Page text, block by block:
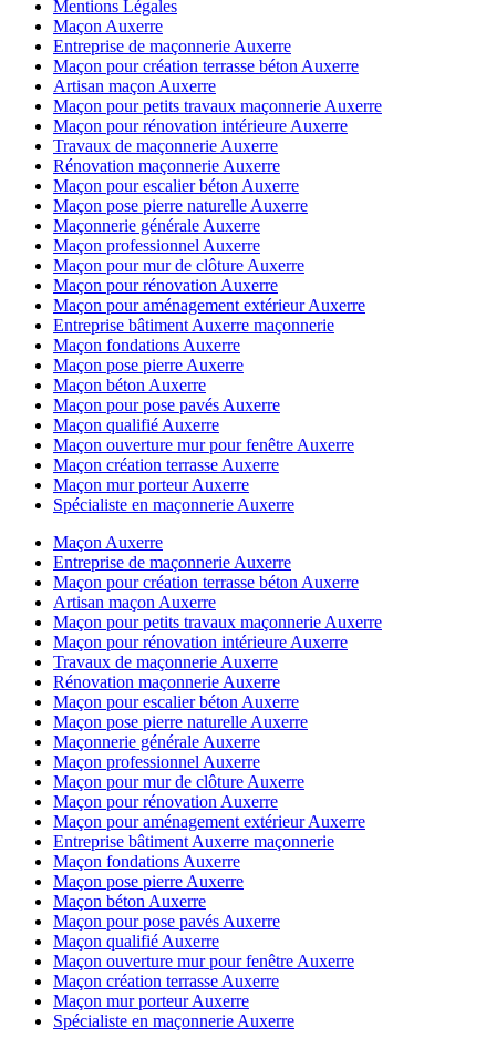
Mentions Légales
Maçon Auxerre
Entreprise de maçonnerie Auxerre
Maçon pour création terrasse béton Auxerre
Artisan maçon Auxerre
Maçon pour petits travaux maçonnerie Auxerre
Maçon pour rénovation intérieure Auxerre
Travaux de maçonnerie Auxerre
Rénovation maçonnerie Auxerre
Maçon pour escalier béton Auxerre
Maçon pose pierre naturelle Auxerre
Maçonnerie générale Auxerre
Maçon professionnel Auxerre
Maçon pour mur de clôture Auxerre
Maçon pour rénovation Auxerre
Maçon pour aménagement extérieur Auxerre
Entreprise bâtiment Auxerre maçonnerie
Maçon fondations Auxerre
Maçon pose pierre Auxerre
Maçon béton Auxerre
Maçon pour pose pavés Auxerre
Maçon qualifié Auxerre
Maçon ouverture mur pour fenêtre Auxerre
Maçon création terrasse Auxerre
Maçon mur porteur Auxerre
Spécialiste en maçonnerie Auxerre
Maçon Auxerre
Entreprise de maçonnerie Auxerre
Maçon pour création terrasse béton Auxerre
Artisan maçon Auxerre
Maçon pour petits travaux maçonnerie Auxerre
Maçon pour rénovation intérieure Auxerre
Travaux de maçonnerie Auxerre
Rénovation maçonnerie Auxerre
Maçon pour escalier béton Auxerre
Maçon pose pierre naturelle Auxerre
Maçonnerie générale Auxerre
Maçon professionnel Auxerre
Maçon pour mur de clôture Auxerre
Maçon pour rénovation Auxerre
Maçon pour aménagement extérieur Auxerre
Entreprise bâtiment Auxerre maçonnerie
Maçon fondations Auxerre
Maçon pose pierre Auxerre
Maçon béton Auxerre
Maçon pour pose pavés Auxerre
Maçon qualifié Auxerre
Maçon ouverture mur pour fenêtre Auxerre
Maçon création terrasse Auxerre
Maçon mur porteur Auxerre
Spécialiste en maçonnerie Auxerre